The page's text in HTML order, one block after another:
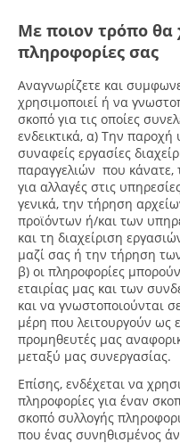
Με ποιον τρόπο θα
πληροφορίες σας
Αναγνωρίζετε και
χρησιμοποιεί ή να
σκοπό για τις οποίες
ενδεικτικά, α) Την
συναφείς εργασίες
παραγγελιών που κάνατε,
για αλλαγές στις
γενικά, την τήρηση
προϊόντων ή/και των
και τη διαχείριση
μαζί σας ή την τήρηση
β) οι πληροφορίες
εταιρίας μας και των
και να γνωστοποιούνται
μέρη που λειτουργούν ως
προμηθευτές μας
μεταξύ μας συνεργασίας.
Επίσης, ενδέχεται να
πληροφορίες για έναν
σκοπό συλλογής
που ένας συνηθισμένος